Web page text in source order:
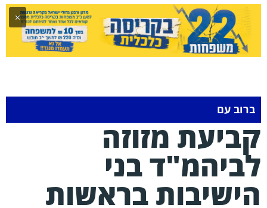
×
ברוב עם
מזוזה
בני
בראשות